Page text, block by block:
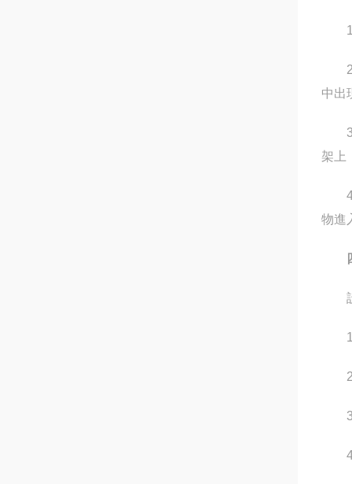
1.
2.
中出
3.
架上
4.
物進
設
1.
2.
3.
4.